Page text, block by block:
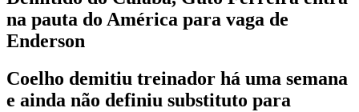
na pauta do América para vaga de
Enderson
Coelho demitiu treinador há uma semana
e ainda não definiu substituto para